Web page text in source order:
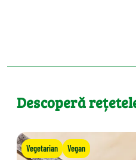
Descoperă
Vegetarian Vegan